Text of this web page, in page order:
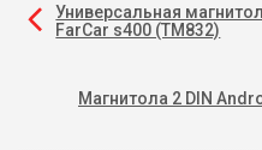
Универсальная
FarCar s400 (TM832)
Магнитола 2 DIN